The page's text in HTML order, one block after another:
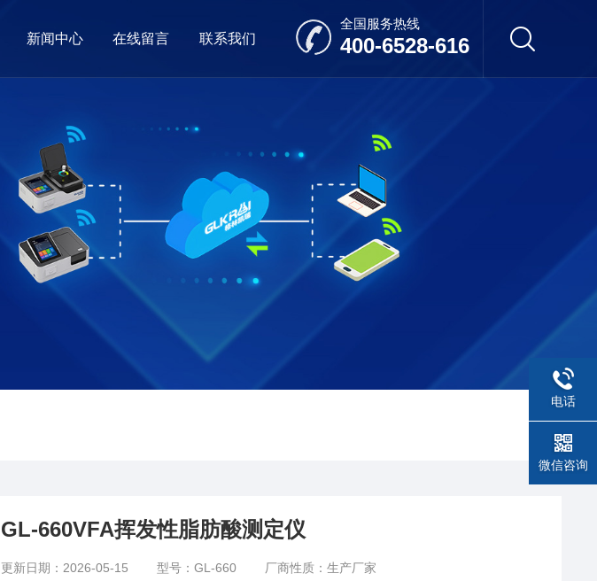
新闻中心 在线留言 联系我们
全国服务热线
400-6528-616
GL-660VFA挥发性脂肪酸测定仪
更新日期：2026-05-15 型号：GL-660 厂商性质：生产厂家
电话
微信咨询